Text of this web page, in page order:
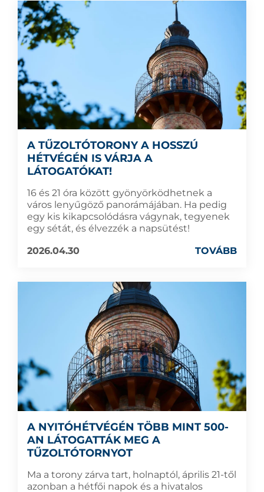
A TŰZOLTÓTORONY A HOSSZÚ
HÉTVÉGÉN IS VÁRJA A
LÁTOGATÓKAT!
16 és 21 óra között gyönyörködhetnek a
város lenyűgöző panorámájában. Ha pedig
egy kis kikapcsolódásra vágynak, tegyenek
egy sétát, és élvezzék a napsütést!
2026.04.30
TOVÁBB
A NYITÓHÉTVÉGÉN TÖBB MINT 500-
AN LÁTOGATTÁK MEG A
TŰZOLTÓTORNYOT
Ma a torony zárva tart, holnaptól, április 21-től
azonban a hétfői napok és a hivatalos